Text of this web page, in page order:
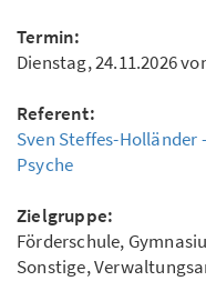
Termin:
Dienstag, 24.11.2026
Referent:
Sven Steffes-Holländer
Psyche
Zielgruppe:
Förderschule,
Sonstige,